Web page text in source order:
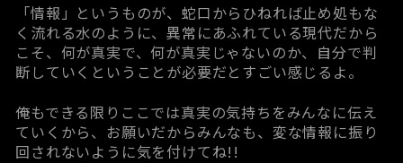
「情報」というものが、蛇口からひねれば止め処もな
く流れる水のように、異常にあふれている現代だから
こそ、何が真実で、何が真実じゃないのか、自分で判
断していくということが必要だとすごい感じるよ。
俺もできる限りここでは真実の気持ちをみんなに伝え
ていくから、お願いだからみんなも、変な情報に振り
回されないように気を付けてね!!